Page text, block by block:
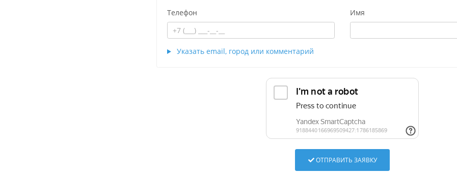
Телефон Имя
Указать email, город или комментарий
ОТПРАВИТЬ ЗАЯВКУ